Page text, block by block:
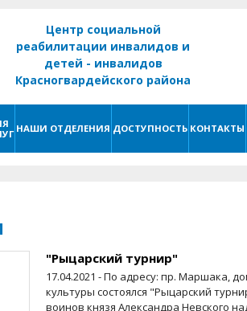
Центр социальной
реабилитации инвалидов и
детей - инвалидов
Красногвардейского района
НАШИ ОТДЕЛЕНИЯ ДОСТУПНОСТЬ КОНТАКТЫ
"Рыцарский турнир"
17.04.2021 - По адресу: пр. Маршака,
культуры состоялся "Рыцарский
воинов князя Александра Невского